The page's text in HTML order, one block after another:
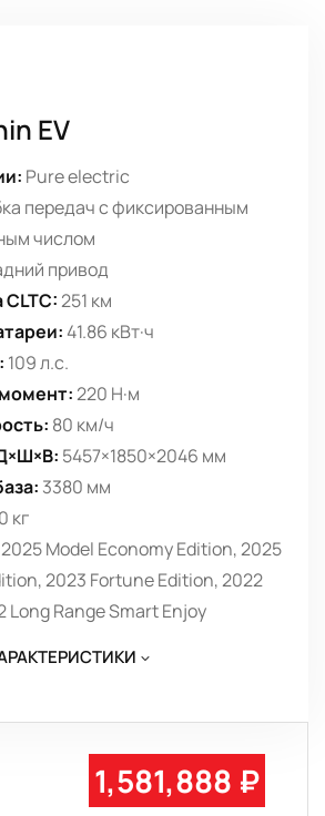
EV
Pure electric
передач с фиксированным
числом
привод
251 км
41.86 кВт·ч
109 л.с.
220 Н·м
80 км/ч
5457×1850×2046 мм
3380 мм
кг
2025 Model Economy Edition, 2025
2023 Fortune Edition, 2022
Long Range Smart Enjoy
1,581,888 ₽